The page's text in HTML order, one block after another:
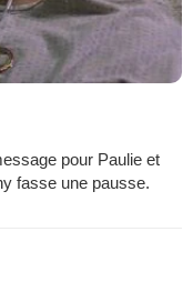
pour Paulie et
fasse une pausse.